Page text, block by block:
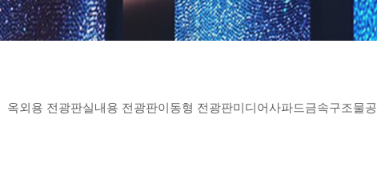
옥외용 전광판실내용 전광판이동형 전광판미디어사파드금속구조물